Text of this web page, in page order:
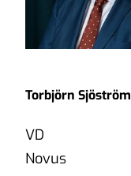
Torbjörn Sjöström
VD
Novus